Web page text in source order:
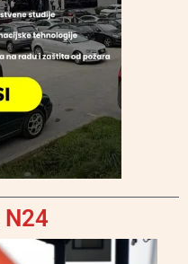
N24